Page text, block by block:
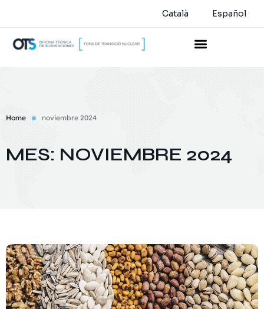
Català Español
Home noviembre 2024
MES: NOVIEMBRE 2024